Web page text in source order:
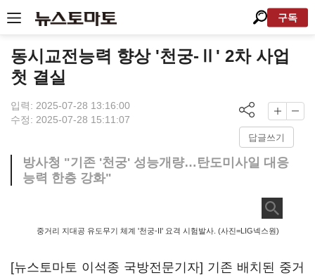
구독
동시교전능력 향상 '천궁-Ⅱ' 2차 사업
첫 결실
입력: 2025-07-28 13:16:00
수정: 2025-07-28 15:11:07
답글쓰기
방사청 "기존 '천궁' 성능개량…탄도미사일 대응
능력 한층 강화"
중거리 지대공 유도무기 체계 '천궁-II' 요격 시험발사. (사진=LIG넥스원)
[뉴스토마토 이석종 국방전문기자] 기존 배치된 중거